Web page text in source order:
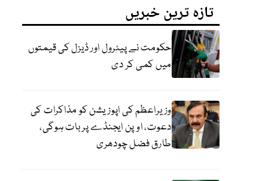
تازہ ترین خبریں
حکومت نے پیٹرول اور ڈیزل کی قیمتوں
میں کمی کر دی
وزیراعظم کی اپوزیشن کو مذاکرات کی
دعوت، اوپن ایجنڈے پر بات ہوگی،
طارق فضل چودھری